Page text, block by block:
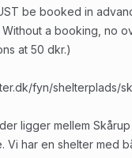
be booked in
Without a booking, no
at 50 dkr.)
fyn/shelterplads/
ligger mellem
Vi har en shelter med